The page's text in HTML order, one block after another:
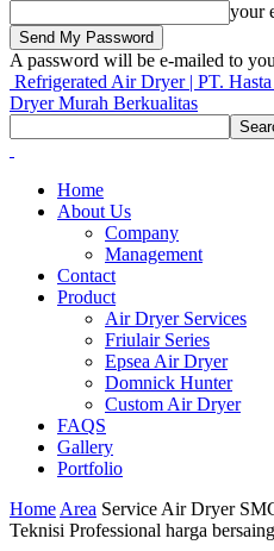
your
A password will be e-mailed to
Refrigerated Air Dryer | PT.
Dryer Murah Berkualitas
Home
About Us
Company
Management
Contact
Product
Air Dryer Services
Friulair Series
Epsea Air Dryer
Domnick Hunter
Custom Air Dryer
FAQS
Gallery
Portfolio
Home Area Service Air Dryer
Teknisi Professional harga